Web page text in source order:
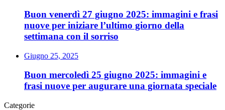
Buon venerdì 27 giugno 2025: immagini e frasi
nuove per iniziare l’ultimo giorno della
settimana con il sorriso
Giugno 25, 2025
Buon mercoledì 25 giugno 2025: immagini e
frasi nuove per augurare una giornata speciale
Categorie